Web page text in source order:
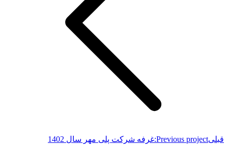
قبلیPrevious project: غرفه شرکت پلی مهر سال 1402